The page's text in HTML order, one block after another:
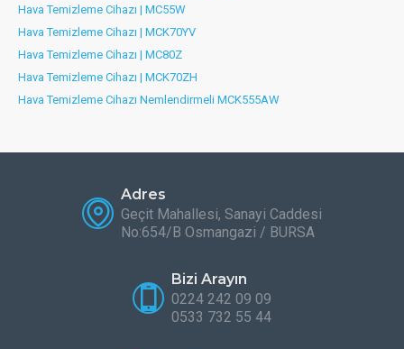
Hava Temizleme Cihazı | MC55W
Hava Temizleme Cihazı | MCK70YV
Hava Temizleme Cihazı | MC80Z
Hava Temizleme Cihazı | MCK70ZH
Hava Temizleme Cihazı Nemlendirmeli MCK555AW
Adres
Geçit Mahallesi, Sanayi Caddesi
No:654/B Osmangazi / BURSA
Bizi Arayın
0224 242 09 09
0533 732 55 44